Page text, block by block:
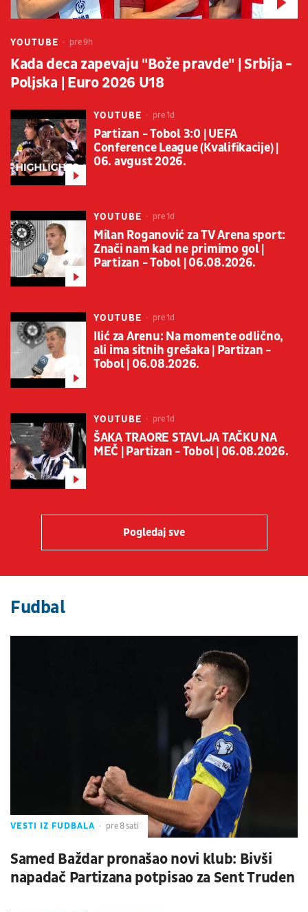
YOUTUBE pre 9h
Kada deca zapevaju "Bože pravde" | Srbija -
Poljska | Euro 2026 U18
YOUTUBE pre 1d
Partizan - Tobol 3:0 | UEFA
Conference League (Kvalifikacije) |
06. avgust 2026.
YOUTUBE pre 1d
Milan Roganović za TV Arena sport:
Znači nam kad ne primimo gol |
Partizan - Tobol | 06.08.2026.
YOUTUBE pre 1d
Ilić za Arenu: Na momente odlično,
ali ima sitnih grešaka | Partizan -
Tobol | 06.08.2026.
YOUTUBE pre 1d
ŠAKA TRAORE STAVLJA TAČKU NA
MEČ | Partizan - Tobol | 06.08.2026.
Pogledaj sve
Fudbal
VESTI IZ FUDBALA pre 8 sati
Samed Baždar pronašao novi klub: Bivši
napadač Partizana potpisao za Sent Truden